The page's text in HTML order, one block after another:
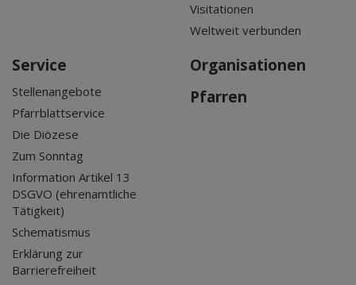
Visitationen
Weltweit verbunden
Service
Stellenangebote
Pfarrblattservice
Die Diözese
Zum Sonntag
Information Artikel 13
DSGVO (ehrenamtliche
Tätigkeit)
Schematismus
Erklärung zur
Barrierefreiheit
Organisationen
Pfarren